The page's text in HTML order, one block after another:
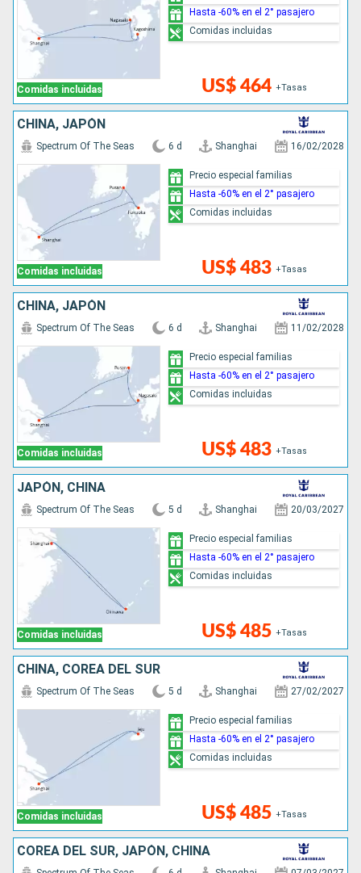
Comidas incluidas US$ 464 +Tasas
Hasta -60% en el 2° pasajero
Comidas incluidas
CHINA, JAPÓN
Comidas incluidas
Spectrum Of The Seas 6 d Shanghai 16/02/2028
US$ 483 +Tasas
Precio especial familias
Hasta -60% en el 2° pasajero
Comidas incluidas
CHINA, JAPÓN
Comidas incluidas
Spectrum Of The Seas 6 d Shanghai 11/02/2028
US$ 483 +Tasas
Precio especial familias
Hasta -60% en el 2° pasajero
Comidas incluidas
JAPÓN, CHINA
Comidas incluidas
Spectrum Of The Seas 5 d Shanghai 20/03/2027
US$ 485 +Tasas
Precio especial familias
Hasta -60% en el 2° pasajero
Comidas incluidas
CHINA, COREA DEL SUR
Comidas incluidas
Spectrum Of The Seas 5 d Shanghai 27/02/2027
US$ 485 +Tasas
Precio especial familias
Hasta -60% en el 2° pasajero
Comidas incluidas
COREA DEL SUR, JAPÓN, CHINA